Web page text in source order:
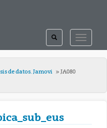
TOGGLE
TOGGLE
SEARCH
de datos. Jamovi
JA080